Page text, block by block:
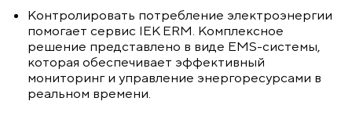
Контролировать потребление электроэнергии
помогает сервис IEK ERM. Комплексное
решение представлено в виде EMS-системы,
которая обеспечивает эффективный
мониторинг и управление энергоресурсами в
реальном времени.